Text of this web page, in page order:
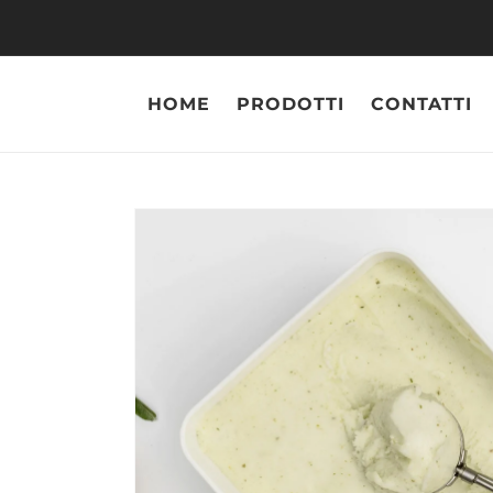
HOME PRODOTTI CONTATTI
sul